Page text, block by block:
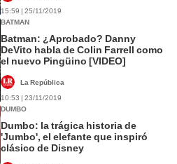
15:59 | 25/11/2019
BATMAN
Batman: ¿Aprobado? Danny
DeVito habla de Colin Farrell como
el nuevo Pingüino [VIDEO]
La República
10:53 | 23/11/2019
DUMBO
Dumbo: la trágica historia de
'Jumbo', el elefante que inspiró
clásico de Disney